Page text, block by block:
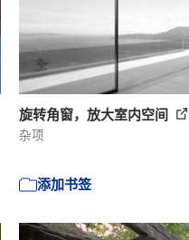
旋转角窗，放大室内空间
杂项
添加书签